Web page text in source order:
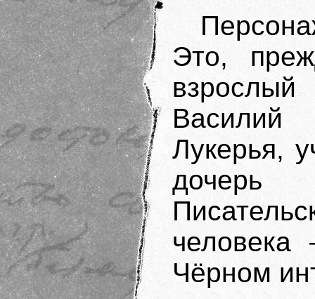
Это,
Лукерья,
Чёрном